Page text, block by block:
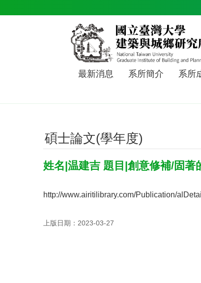
最新消息 系所簡介 系所
碩士論文(學年度)
姓名|温建吉 題目|創意修補/固
http://www.airitilibrary.com/Publication/
上版日期：2023-03-27